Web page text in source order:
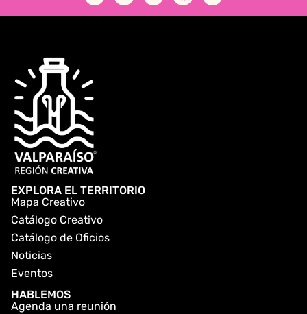
EXPLORA EL TERRITORIO
Mapa Creativo
Catálogo Creativo
Catálogo de Oficios
Noticias
Eventos
HABLEMOS
Agenda una reunión